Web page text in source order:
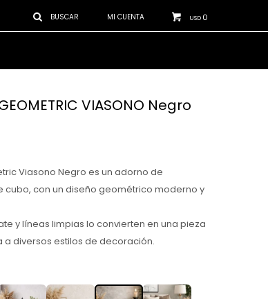
USD 0
VIASONO Negro
Viasono Negro es un adorno de
cubo, con un diseño geométrico moderno y
y líneas limpias lo convierten en una pieza
a diversos estilos de decoración.